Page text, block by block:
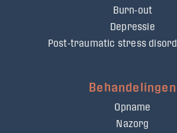
Burn-out
Depressie
Post-traumatic stress
Behandelingen
Opname
Nazorg